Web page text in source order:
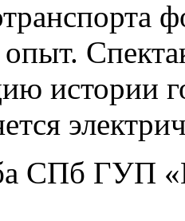
опыт.
истории
СПб ГУП